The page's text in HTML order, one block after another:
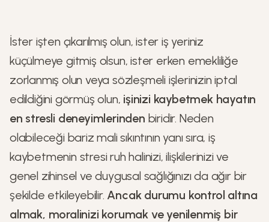
İster işten çıkarılmış olun, ister iş yeriniz
küçülmeye gitmiş olsun, ister erken emekliliğe
zorlanmış olun veya sözleşmeli işlerinizin iptal
edildiğini görmüş olun, işinizi kaybetmek hayatın
en stresli deneyimlerinden biridir. Neden
olabileceği bariz mali sıkıntının yanı sıra, iş
kaybetmenin stresi ruh halinizi, ilişkilerinizi ve
genel zihinsel ve duygusal sağlığınızı da ağır bir
şekilde etkileyebilir. Ancak durumu kontrol altına
almak, moralinizi korumak ve yenilenmiş bir